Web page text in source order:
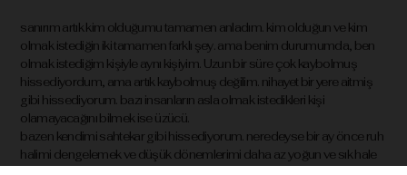
sanırım artık kim olduğumu tamamen anladım. kim olduğun ve kim
olmak istediğin iki tamamen farklı şey. ama benim durumumda, ben
olmak istediğim kişiyle aynı kişiyim. Uzun bir süre çok kaybolmuş
hissediyordum, ama artık kaybolmuş değilim. nihayet bir yere aitmiş
gibi hissediyorum. bazı insanların asla olmak istedikleri kişi
olamayacağını bilmek ise üzücü.
bazen kendimi sahtekar gibi hissediyorum. neredeyse bir ay önce ruh
halimi dengelemek ve düşük dönemlerimi daha az yoğun ve sık hale